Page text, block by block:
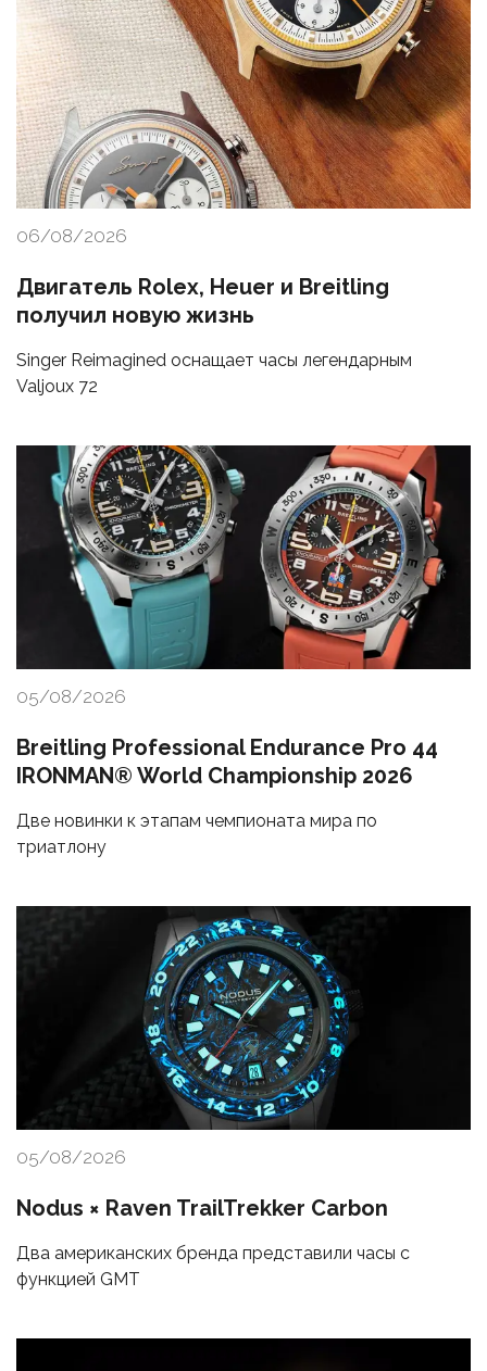
06/08/2026
Двигатель Rolex, Heuer и Breitling
получил новую жизнь
Singer Reimagined оснащает часы легендарным
Valjoux 72
05/08/2026
Breitling Professional Endurance Pro 44
IRONMAN® World Championship 2026
Две новинки к этапам чемпионата мира по
триатлону
05/08/2026
Nodus × Raven TrailTrekker Carbon
Два американских бренда представили часы с
функцией GMT